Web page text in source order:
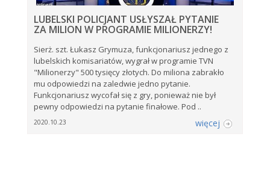
LUBELSKI POLICJANT USŁYSZAŁ PYTANIE
ZA MILION W PROGRAMIE MILIONERZY!
Sierż. szt. Łukasz Grymuza, funkcjonariusz jednego z
lubelskich komisariatów, wygrał w programie TVN
"Milionerzy" 500 tysięcy złotych. Do miliona zabrakło
mu odpowiedzi na zaledwie jedno pytanie.
Funkcjonariusz wycofał się z gry, ponieważ nie był
pewny odpowiedzi na pytanie finałowe. Pod ..
2020.10.23 więcej